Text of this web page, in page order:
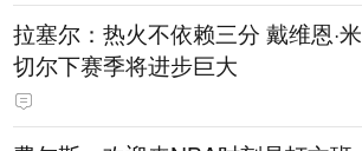
拉塞尔：热火不依赖三分 戴维恩·米
切尔下赛季将进步巨大